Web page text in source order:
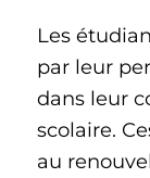
Les
par leur
dans leur
scolaire.
au